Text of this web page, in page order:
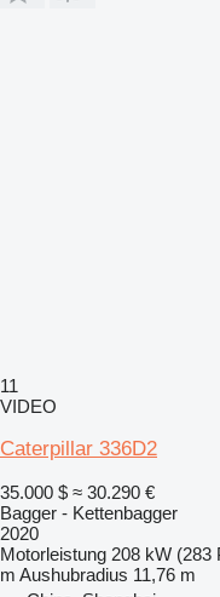
11
VIDEO
Caterpillar 336D2
35.000 $ ≈ 30.290 €
Bagger - Kettenbagger
2020
Motorleistung 208 kW (283
m Aushubradius 11,76 m